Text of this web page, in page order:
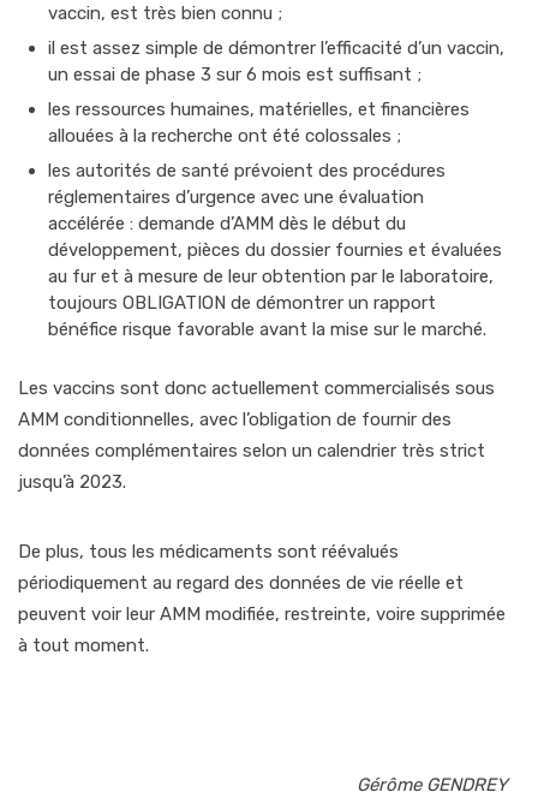
vaccin, est très bien connu ;
il est assez simple de démontrer l’efficacité d’un vaccin,
un essai de phase 3 sur 6 mois est suffisant ;
les ressources humaines, matérielles, et financières
allouées à la recherche ont été colossales ;
les autorités de santé prévoient des procédures
réglementaires d’urgence avec une évaluation
accélérée : demande d’AMM dès le début du
développement, pièces du dossier fournies et évaluées
au fur et à mesure de leur obtention par le laboratoire,
toujours OBLIGATION de démontrer un rapport
bénéfice risque favorable avant la mise sur le marché.
Les vaccins sont donc actuellement commercialisés sous
AMM conditionnelles, avec l’obligation de fournir des
données complémentaires selon un calendrier très strict
jusqu’à 2023.
De plus, tous les médicaments sont réévalués
périodiquement au regard des données de vie réelle et
peuvent voir leur AMM modifiée, restreinte, voire supprimée
à tout moment.
Gérôme GENDREY